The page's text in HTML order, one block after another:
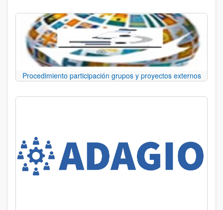
Procedimiento participación grupos y proyectos externos